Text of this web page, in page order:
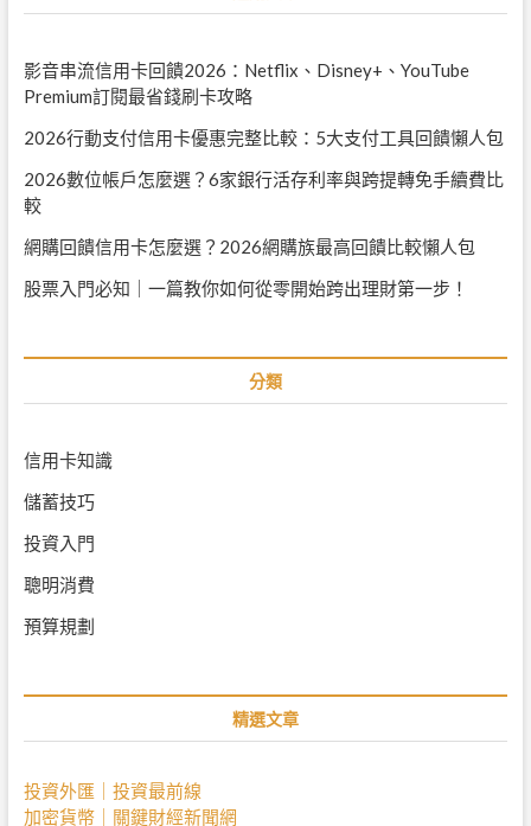
s
:
:
影音串流信用卡回饋2026：Netflix、Disney+、YouTube
Premium訂閱最省錢刷卡攻略
2026行動支付信用卡優惠完整比較：5大支付工具回饋懶人包
2026數位帳戶怎麼選？6家銀行活存利率與跨提轉免手續費比
較
網購回饋信用卡怎麼選？2026網購族最高回饋比較懶人包
股票入門必知｜一篇教你如何從零開始跨出理財第一步！
分類
信用卡知識
儲蓄技巧
投資入門
聰明消費
預算規劃
精選文章
投資外匯｜投資最前線
加密貨幣｜關鍵財經新聞網